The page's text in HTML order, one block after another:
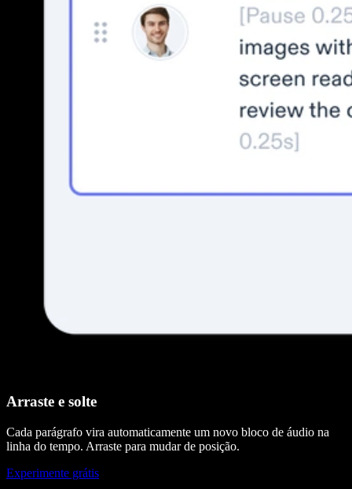
Arraste e solte
Cada parágrafo vira automaticamente um novo bloco de áudio na
linha do tempo. Arraste para mudar de posição.
Experimente grátis